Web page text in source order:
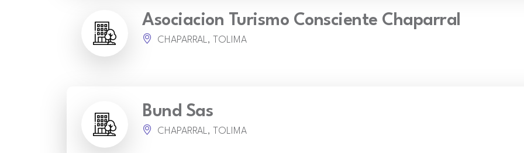
Asociacion Turismo Consciente Chaparral
CHAPARRAL, TOLIMA
Bund Sas
CHAPARRAL, TOLIMA